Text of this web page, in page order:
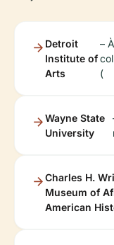
Detroit
Institute of
Arts
–
(
Wayne State
University
Charles H.
Museum of
American